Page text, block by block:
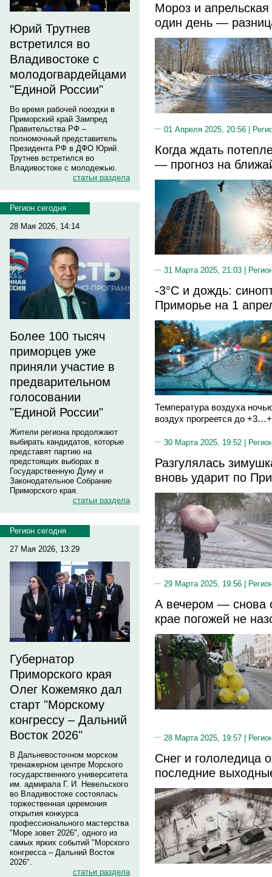
Юрий Трутнев
встретился во
Владивостоке с
молодогвардейцами
"Единой России"
Во время рабочей поездки в
Приморский край Зампред
Правительства РФ –
полномочный представитель
Президента РФ в ДФО Юрий
Трутнев встретился во
Владивостоке с молодежью.
статьи раздела
Регион сегодня
28 Мая 2026, 14:14
Более 100 тысяч
приморцев уже
приняли участие в
предварительном
голосовании
"Единой России"
Жители региона продолжают
выбирать кандидатов, которые
представят партию на
предстоящих выборах в
Государственную Думу и
Законодательное Собрание
Приморского края.
статьи раздела
Регион сегодня
27 Мая 2026, 13:29
Губернатор
Приморского края
Олег Кожемяко дал
старт "Морскому
конгрессу – Дальний
Восток 2026"
В Дальневосточном морском
тренажерном центре Морского
государственного университета
им. адмирала Г. И. Невельского
во Владивостоке состоялась
торжественная церемония
открытия конкурса
профессионального мастерства
"Море зовет 2026", одного из
самых ярких событий "Морского
конгресса – Дальний Восток
2026".
статьи раздела
Мороз и
один день —
01 Апреля 2025, 20:56 |
Когда ждать
— прогноз на
31 Марта 2025, 21:03 |
-3°C и дождь:
Приморье на 1
Температура воздуха
воздух прогреется до
30 Марта 2025, 19:52 |
Разгулялась
вновь ударит по
29 Марта 2025, 19:56 |
А вечером — снова
крае погожей не
28 Марта 2025, 19:57 |
Снег и гололедица
последние